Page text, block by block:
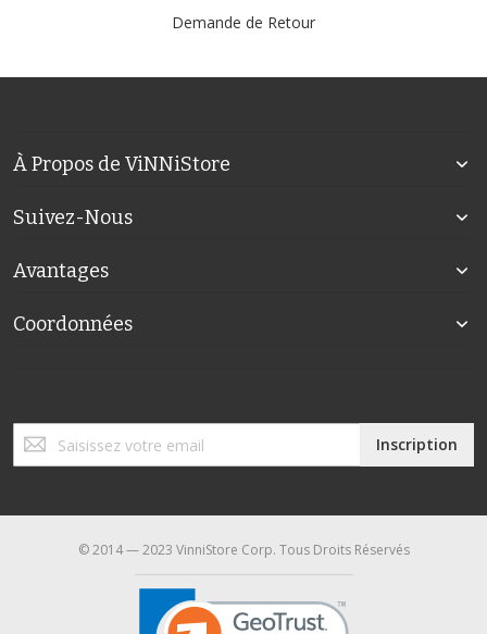
Demande de Retour
À Propos de ViNNiStore
Suivez-Nous
Avantages
Coordonnées
Inscription
d’information
Inscription
© 2014 — 2023 VinniStore Corp. Tous Droits Réservés